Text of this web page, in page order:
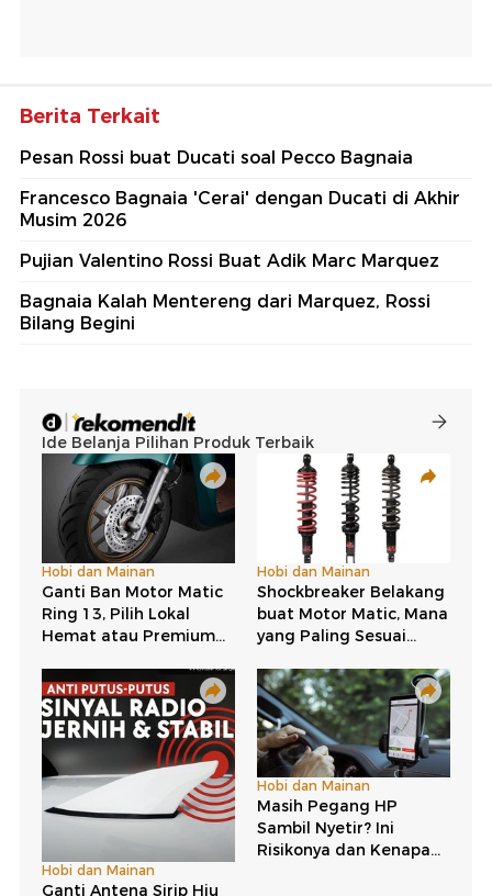
Berita Terkait
Pesan Rossi buat Ducati soal Pecco Bagnaia
Francesco Bagnaia 'Cerai' dengan Ducati di Akhir
Musim 2026
Pujian Valentino Rossi Buat Adik Marc Marquez
Bagnaia Kalah Mentereng dari Marquez, Rossi
Bilang Begini